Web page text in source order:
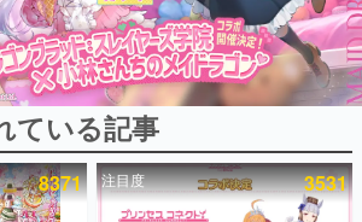
プ
ている記事ランキング
ている記事
8371 注目度 3531